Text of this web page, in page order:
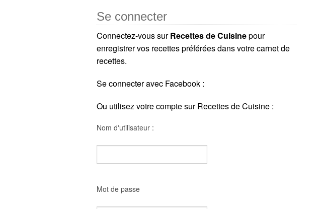
Se connecter
Connectez-vous surRecettes de Cuisinepour
enregistrer vos recettes préférées dans votre carnet de
recettes.
Se connecter avec Facebook :
Ou utilisez votre compte sur Recettes de Cuisine :
Nom d'utilisateur :
Mot de passe